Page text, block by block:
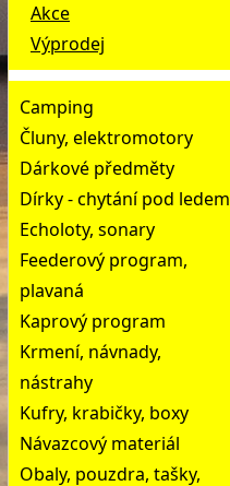
Akce
Výprodej
Camping
Čluny, elektromotory
Dárkové předměty
Dírky - chytání pod ledem
Echoloty, sonary
Feederový program,
plavaná
Kaprový program
Krmení, návnady,
nástrahy
Kufry, krabičky, boxy
Návazcový materiál
Obaly, pouzdra, tašky,